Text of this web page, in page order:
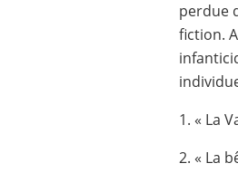
perdue
fiction.
1. « La
2. « La